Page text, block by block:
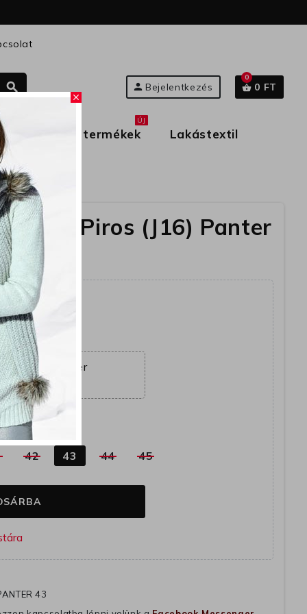
search person Bejelentkezés shopping_basket
0
0 FT
Új termékek
ÚJ
Lakástextil
8133 Piros (J16) Panter
ajánlat véget ér
09:21:20
42 43 44 45
43
close